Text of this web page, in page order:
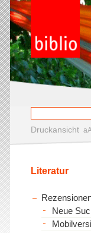
Druckansicht
Literatur
Neue